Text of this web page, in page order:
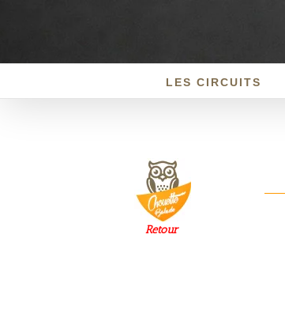
LES CIRCUITS
Retour